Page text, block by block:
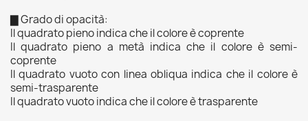
▇ Grado di opacità:
Il quadrato pieno indica che il colore è coprente
Il quadrato pieno a metà indica che il colore è semi-
coprente
Il quadrato vuoto con linea obliqua indica che il colore è
semi-trasparente
Il quadrato vuoto indica che il colore è trasparente